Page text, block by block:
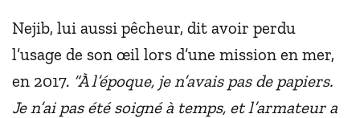
Nejib, lui aussi pêcheur, dit avoir perdu
l’usage de son œil lors d’une mission en mer,
en 2017. “À l’époque, je n’avais pas de papiers.
Je n’ai pas été soigné à temps, et l’armateur a